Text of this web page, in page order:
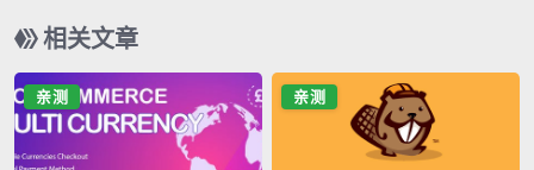
相关文章
亲测 亲测